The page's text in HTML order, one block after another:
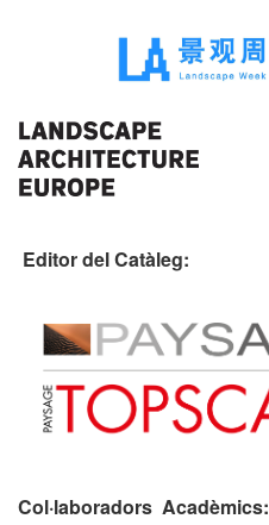
Editor del Catàleg:
Col·laboradors Acadèmics: